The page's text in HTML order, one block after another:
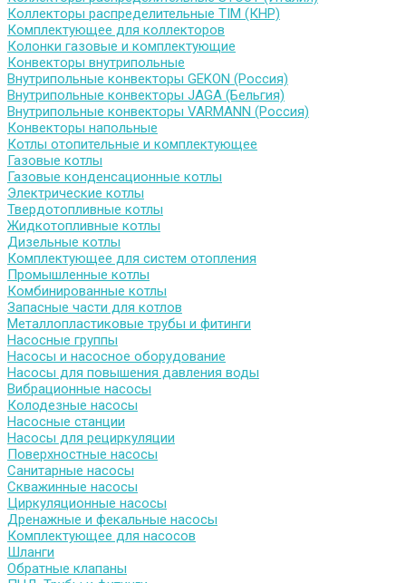
Коллекторы распределительные TIM (КНР)
Комплектующее для коллекторов
Колонки газовые и комплектующие
Конвекторы внутрипольные
Внутрипольные конвекторы GEKON (Россия)
Внутрипольные конвекторы JAGA (Бельгия)
Внутрипольные конвекторы VARMANN (Россия)
Конвекторы напольные
Котлы отопительные и комплектующее
Газовые котлы
Газовые конденсационные котлы
Электрические котлы
Твердотопливные котлы
Жидкотопливные котлы
Дизельные котлы
Комплектующее для систем отопления
Промышленные котлы
Комбинированные котлы
Запасные части для котлов
Металлопластиковые трубы и фитинги
Насосные группы
Насосы и насосное оборудование
Насосы для повышения давления воды
Вибрационные насосы
Колодезные насосы
Насосные станции
Насосы для рециркуляции
Поверхностные насосы
Санитарные насосы
Скважинные насосы
Циркуляционные насосы
Дренажные и фекальные насосы
Комплектующее для насосов
Шланги
Обратные клапаны